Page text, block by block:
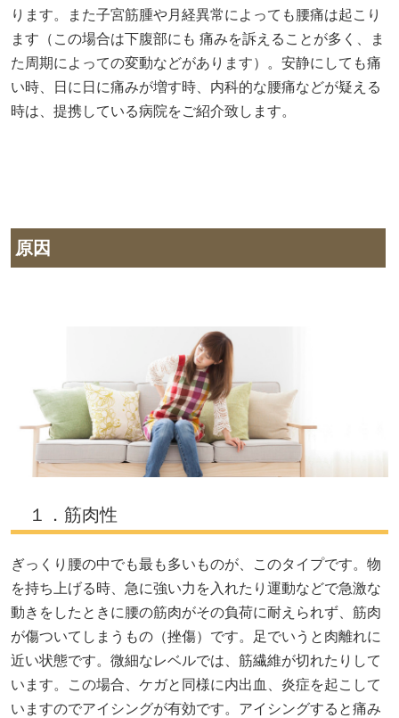
ります。また子宮筋腫や月経異常によっても腰痛は起こり
ます（この場合は下腹部にも 痛みを訴えることが多く、ま
た周期によっての変動などがあります）。安静にしても痛
い時、日に日に痛みが増す時、内科的な腰痛などが疑える
時は、提携している病院をご紹介致します。
原因
１．筋肉性
ぎっくり腰の中でも最も多いものが、このタイプです。物
を持ち上げる時、急に強い力を入れたり運動などで急激な
動きをしたときに腰の筋肉がその負荷に耐えられず、筋肉
が傷ついてしまうもの（挫傷）です。足でいうと肉離れに
近い状態です。微細なレベルでは、筋繊維が切れたりして
います。この場合、ケガと同様に内出血、炎症を起こして
いますのでアイシングが有効です。アイシングすると痛み